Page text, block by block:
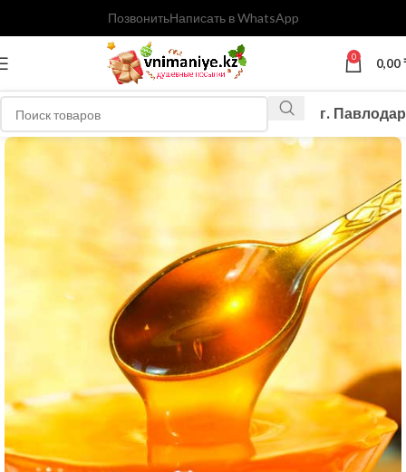
ПозвонитьНаписать в WhatsApp
0 0,00
г. Павлодар